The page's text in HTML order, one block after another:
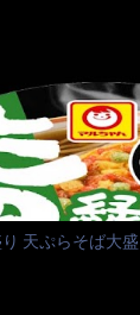
ー同じ味のフ
に試しに行っ
ファミレスは合
居ないんだよ
～ 20年位前は
判らず店員さ
伝えると、丁寧
チパネルがクー
天ぷらそば大